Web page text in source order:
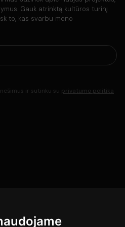
Gauk atrinktą kultūros turinį
to, kas svarbu meno
ir sutinku su privatumo politika